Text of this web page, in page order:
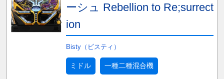
ーシュ Rebellion to Re;surrect
ion
Bisty（ビスティ）
ミドル 一種二種混合機